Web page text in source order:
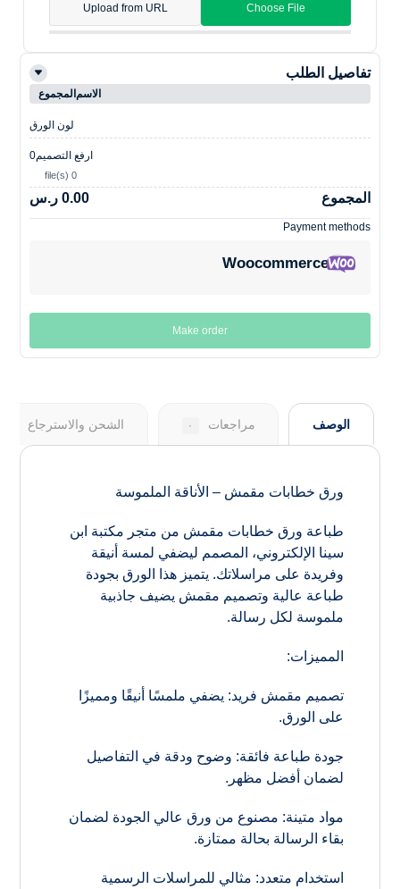
Choose File
Upload from URL
تفاصيل الطلب
الاسمالمجموع
لون الورق
ارفع التصميم
0 file(s)
0
المجموع 0.00 ر.س
Payment methods
Woocommerce
Make order
الوصف مراجعات ٠ الشحن والاسترجاع
ورق خطابات مقمش – الأناقة الملموسة
طباعة ورق خطابات مقمش من متجر مكتبة ابن
سينا الإلكتروني، المصمم ليضفي لمسة أنيقة
وفريدة على مراسلاتك. يتميز هذا الورق بجودة
طباعة عالية وتصميم مقمش يضيف جاذبية
ملموسة لكل رسالة.
المميزات:
تصميم مقمش فريد: يضفي ملمسًا أنيقًا ومميزًا
على الورق.
جودة طباعة فائقة: وضوح ودقة في التفاصيل
لضمان أفضل مظهر.
مواد متينة: مصنوع من ورق عالي الجودة لضمان
بقاء الرسالة بحالة ممتازة.
استخدام متعدد: مثالي للمراسلات الرسمية